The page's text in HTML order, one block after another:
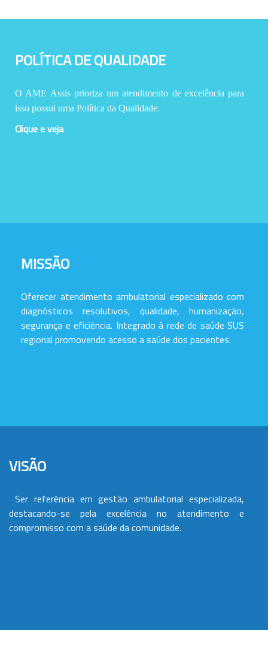
POLÍTICA DE QUALIDADE
O AME Assis prioriza um atendimento de excelência para
isso possui uma Política da Qualidade.
Clique e veja
MISSÃO
Oferecer atendimento ambulatorial especializado com
diagnósticos resolutivos, qualidade, humanização,
segurança e eficiência. Integrado à rede de saúde SUS
regional promovendo acesso a saúde dos pacientes.
VISÃO
Ser referência em gestão ambulatorial especializada,
destacando-se pela excelência no atendimento e
compromisso com a saúde da comunidade.